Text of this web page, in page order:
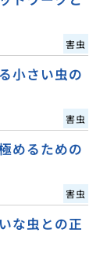
害虫
小さい虫の
害虫
めるための
害虫
な虫との正